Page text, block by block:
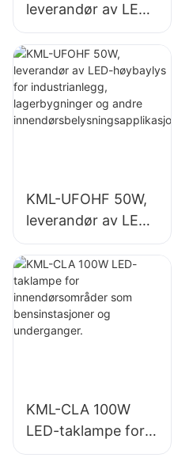
leverandør av LED-
høybaylys for
industrianlegg,
lagerbygninger og
andre
innendørsbelysning
KML-UFOHF 50W,
leverandør av LED-
høybaylys for
industrianlegg,
lagerbygninger og
andre
innendørsbelysning
KML-CLA 100W
LED-taklampe for
innendørsområder